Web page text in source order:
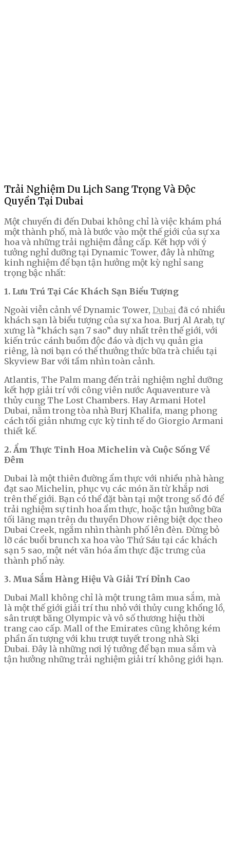
Trải Nghiệm Du Lịch Sang Trọng Và Độc
Quyền Tại Dubai
Một chuyến đi đến Dubai không chỉ là việc khám phá
một thành phố, mà là bước vào một thế giới của sự xa
hoa và những trải nghiệm đẳng cấp. Kết hợp với ý
tưởng nghỉ dưỡng tại Dynamic Tower, đây là những
kinh nghiệm để bạn tận hưởng một kỳ nghỉ sang
trọng bậc nhất:
1. Lưu Trú Tại Các Khách Sạn Biểu Tượng
Ngoài viễn cảnh về Dynamic Tower, Dubai đã có nhiều
khách sạn là biểu tượng của sự xa hoa. Burj Al Arab, tự
xưng là “khách sạn 7 sao” duy nhất trên thế giới, với
kiến trúc cánh buồm độc đáo và dịch vụ quản gia
riêng, là nơi bạn có thể thưởng thức bữa trà chiều tại
Skyview Bar với tầm nhìn toàn cảnh.
Atlantis, The Palm mang đến trải nghiệm nghỉ dưỡng
kết hợp giải trí với công viên nước Aquaventure và
thủy cung The Lost Chambers. Hay Armani Hotel
Dubai, nằm trong tòa nhà Burj Khalifa, mang phong
cách tối giản nhưng cực kỳ tinh tế do Giorgio Armani
thiết kế.
2. Ẩm Thực Tinh Hoa Michelin và Cuộc Sống Về
Đêm
Dubai là một thiên đường ẩm thực với nhiều nhà hàng
đạt sao Michelin, phục vụ các món ăn từ khắp nơi
trên thế giới. Bạn có thể đặt bàn tại một trong số đó để
trải nghiệm sự tinh hoa ẩm thực, hoặc tận hưởng bữa
tối lãng mạn trên du thuyền Dhow riêng biệt dọc theo
Dubai Creek, ngắm nhìn thành phố lên đèn. Đừng bỏ
lỡ các buổi brunch xa hoa vào Thứ Sáu tại các khách
sạn 5 sao, một nét văn hóa ẩm thực đặc trưng của
thành phố này.
3. Mua Sắm Hàng Hiệu Và Giải Trí Đỉnh Cao
Dubai Mall không chỉ là một trung tâm mua sắm, mà
là một thế giới giải trí thu nhỏ với thủy cung khổng lồ,
sân trượt băng Olympic và vô số thương hiệu thời
trang cao cấp. Mall of the Emirates cũng không kém
phần ấn tượng với khu trượt tuyết trong nhà Ski
Dubai. Đây là những nơi lý tưởng để bạn mua sắm và
tận hưởng những trải nghiệm giải trí không giới hạn.